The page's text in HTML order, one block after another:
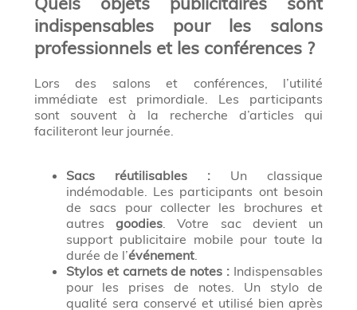
indispensables pour les salons
professionnels et les conférences ?
Lors des salons et conférences, l’utilité
immédiate est primordiale. Les participants
sont souvent à la recherche d’articles qui
faciliteront leur journée.
Sacs réutilisables : Un classique
indémodable. Les participants ont besoin
de sacs pour collecter les brochures et
autres goodies. Votre sac devient un
support publicitaire mobile pour toute la
durée de l’événement.
Stylos et carnets de notes : Indispensables
pour les prises de notes. Un stylo de
qualité sera conservé et utilisé bien après